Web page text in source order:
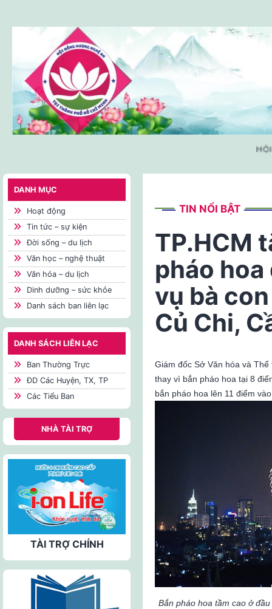
HỘI
DANH MỤC
Hoạt động
Tin tức – sự kiện
Đời sống – du lịch
Văn học – nghệ thuật
Văn hóa – du lịch
Dinh dưỡng – sức khỏe
Danh sách ban liên lạc
DANH SÁCH LIÊN LẠC
Ban Thường Trực
ĐD Các Huyện, TX, TP
Các Tiểu Ban
NHÀ TÀI TRỢ
TÀI TRỢ CHÍNH
TIN NỔI BẬT
TP.HCM
pháo
vụ bà
Củ Chi,
Giám đốc Sở Văn hóa và
thay vì bắn pháo hoa tại 8
bắn pháo hoa lên 11 điểm
Bắn pháo hoa tầm cao ở